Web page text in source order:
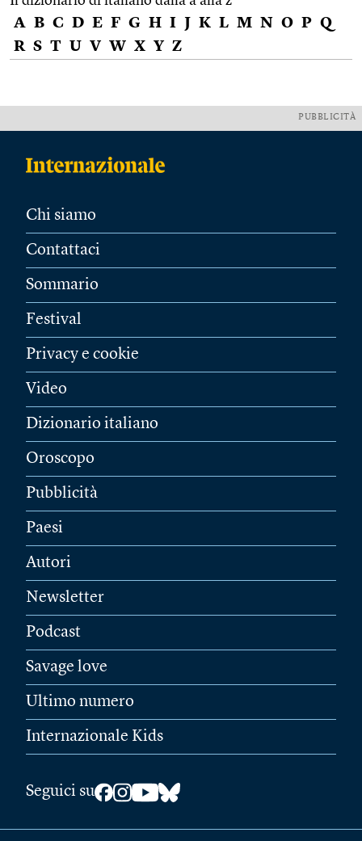
A B C D E F G H I J K L M N O P Q
R S T U V W X Y Z
PUBBLICITÀ
Chi siamo
Contattaci
Sommario
Festival
Privacy e cookie
Video
Dizionario italiano
Oroscopo
Pubblicità
Paesi
Autori
Newsletter
Podcast
Savage love
Ultimo numero
Internazionale Kids
Seguici su